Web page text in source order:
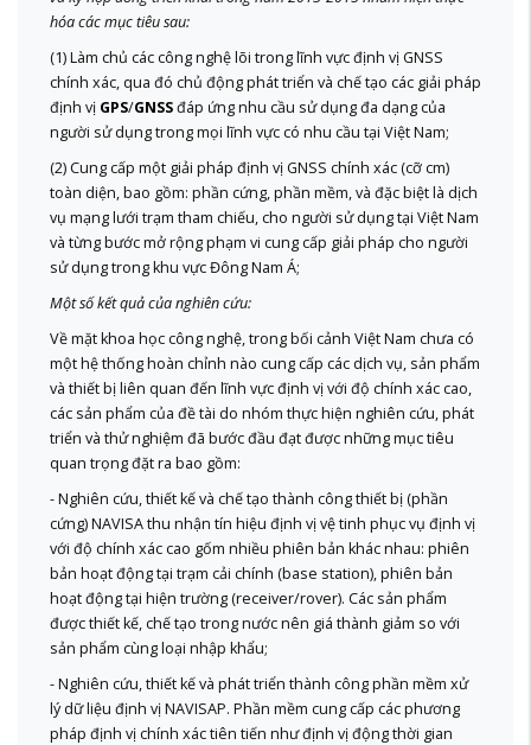
hóa các mục tiêu sau:
(1) Làm chủ các công nghệ lõi trong lĩnh vực định vị GNSS
chính xác, qua đó chủ động phát triển và chế tạo các giải pháp
định vị GPS/GNSSđáp ứng nhu cầu sử dụng đa dạng của
người sử dụng trong mọi lĩnh vực có nhu cầu tại Việt Nam;
(2) Cung cấp một giải pháp định vị GNSS chính xác (cỡ cm)
toàn diện, bao gồm: phần cứng, phần mềm, và đặc biệt là dịch
vụ mạng lưới trạm tham chiếu, cho người sử dụng tại Việt Nam
và từng bước mở rộng phạm vi cung cấp giải pháp cho người
sử dụng trong khu vực Đông Nam Á;
Một số kết quả của nghiên cứu:
Về mặt khoa học công nghệ, trong bối cảnh Việt Nam chưa có
một hệ thống hoàn chỉnh nào cung cấp các dịch vụ, sản phẩm
và thiết bị liên quan đến lĩnh vực định vị với độ chính xác cao,
các sản phẩm của đề tài do nhóm thực hiện nghiên cứu, phát
triển và thử nghiệm đã bước đầu đạt được những mục tiêu
quan trọng đặt ra bao gồm:
- Nghiên cứu, thiết kế và chế tạo thành công thiết bị (phần
cứng) NAVISA thu nhận tín hiệu định vị vệ tinh phục vụ định vị
với độ chính xác cao gốm nhiều phiên bản khác nhau: phiên
bản hoạt động tại trạm cải chính (base station), phiên bản
hoạt động tại hiện trường (receiver/rover). Các sản phẩm
được thiết kế, chế tạo trong nước nên giá thành giảm so với
sản phẩm cùng loại nhập khẩu;
- Nghiên cứu, thiết kế và phát triển thành công phần mềm xử
lý dữ liệu định vị NAVISAP. Phần mềm cung cấp các phương
pháp định vị chính xác tiên tiến như định vị động thời gian